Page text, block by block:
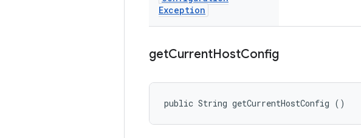
Exception
getCurrentHostConfig
public String getCurrentHostConfig ()